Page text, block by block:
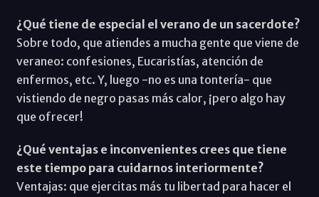
¿Qué tiene de especial el verano de un sacerdote?
Sobre todo, que atiendes a mucha gente que viene de
veraneo: confesiones, Eucaristías, atención de
enfermos, etc. Y, luego -no es una tontería- que
vistiendo de negro pasas más calor, ¡pero algo hay
que ofrecer!
¿Qué ventajas e inconvenientes crees que tiene
este tiempo para cuidarnos interiormente?
Ventajas: que ejercitas más tu libertad para hacer el